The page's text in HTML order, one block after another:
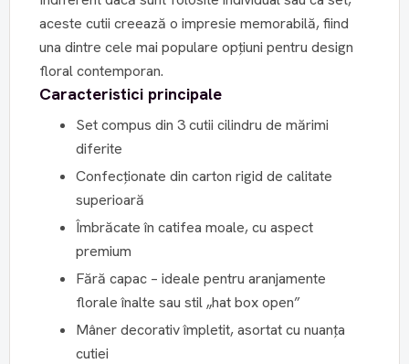
aceste cutii creează o impresie memorabilă, fiind
una dintre cele mai populare opțiuni pentru design
floral contemporan.
Caracteristici principale
Set compus din 3 cutii cilindru de mărimi
diferite
Confecționate din carton rigid de calitate
superioară
Îmbrăcate în catifea moale, cu aspect
premium
Fără capac – ideale pentru aranjamente
florale înalte sau stil „hat box open”
Mâner decorativ împletit, asortat cu nuanța
cutiei